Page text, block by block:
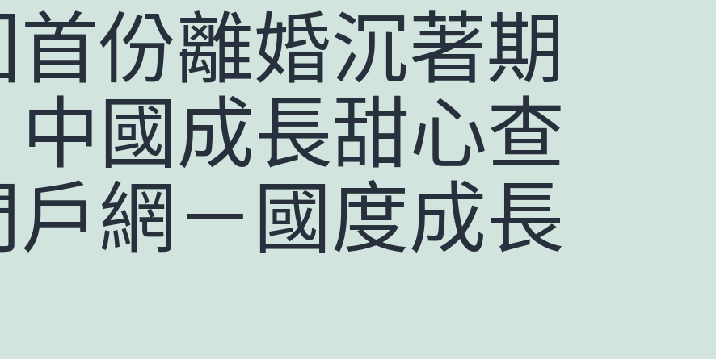
份離婚沉著期
中國成長甜心查
網－國度成長